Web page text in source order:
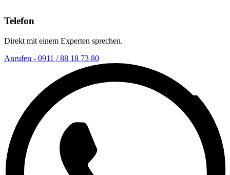
Telefon
Direkt mit einem Experten sprechen.
Anrufen - 0911 / 88 18 73 80